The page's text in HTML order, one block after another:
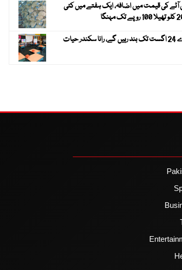
آٹے کی قیمت میں اضافہ، ایک ہفتے میں کئی
حیات